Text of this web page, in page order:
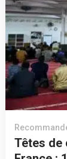
Têtes de